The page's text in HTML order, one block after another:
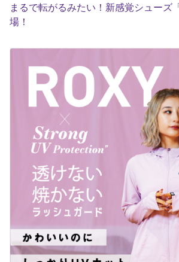
まるで転がるみたい！新感覚シューズ
場！